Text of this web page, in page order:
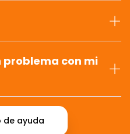
problema con mi
de ayuda